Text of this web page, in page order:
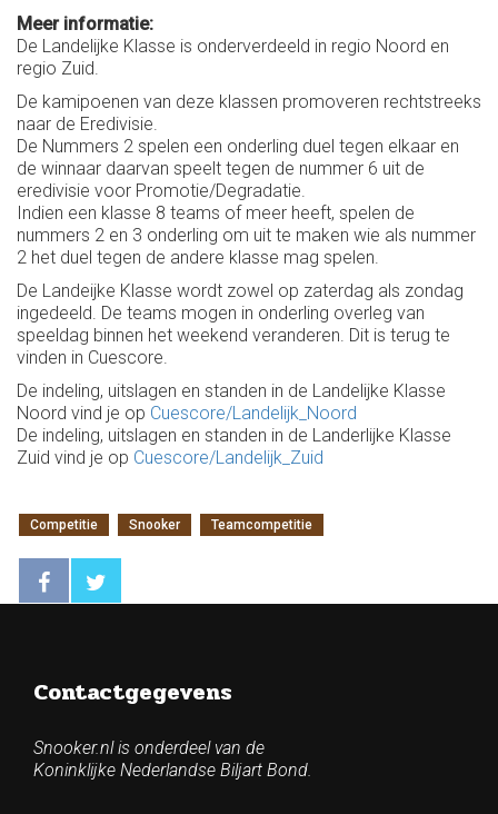
Meer informatie:
De Landelijke Klasse is onderverdeeld in regio Noord en
regio Zuid.
De kamipoenen van deze klassen promoveren rechtstreeks
naar de Eredivisie.
De Nummers 2 spelen een onderling duel tegen elkaar en
de winnaar daarvan speelt tegen de nummer 6 uit de
eredivisie voor Promotie/Degradatie.
Indien een klasse 8 teams of meer heeft, spelen de
nummers 2 en 3 onderling om uit te maken wie als nummer
2 het duel tegen de andere klasse mag spelen.
De Landeijke Klasse wordt zowel op zaterdag als zondag
ingedeeld. De teams mogen in onderling overleg van
speeldag binnen het weekend veranderen. Dit is terug te
vinden in Cuescore.
De indeling, uitslagen en standen in de Landelijke Klasse
Noord vind je op Cuescore/Landelijk_Noord
De indeling, uitslagen en standen in de Landerlijke Klasse
Zuid vind je op Cuescore/Landelijk_Zuid
Competitie Snooker Teamcompetitie
Contactgegevens
Snooker.nl is onderdeel van de
Koninklijke Nederlandse Biljart Bond.